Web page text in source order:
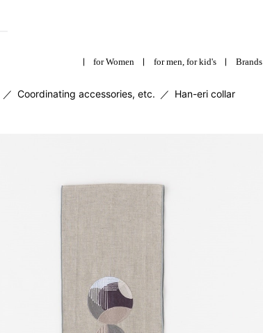
for Women for men, for kid's Brands
／ Coordinating accessories, etc. ／ Han-eri collar